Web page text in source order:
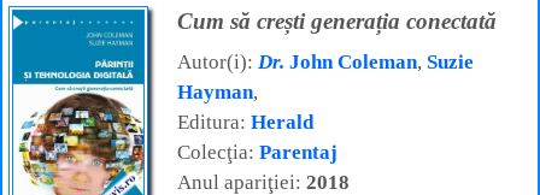
Cum să crești generația conectată
Autor(i): Dr. John Coleman, Suzie
Hayman,
Editura: Herald
Colecţia: Parentaj
Anul apariţiei: 2018